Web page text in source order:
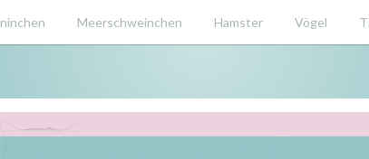
Meerschweinchen Hamster Vögel